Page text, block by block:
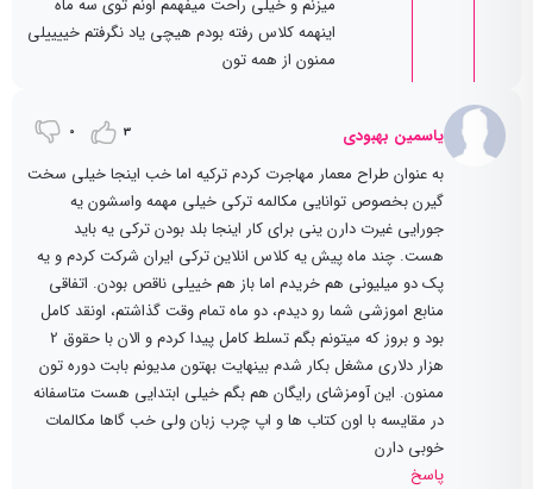
میزنم و خیلی راحت میفهمم اونم توی سه ماه
اینهمه کلاس رفته بودم هیچی یاد نگرفتم خییییلی
ممنون از همه تون
یاسمین بهبودی 3
0
به عنوان طراح معمار مهاجرت کردم ترکیه اما خب اینجا خیلی سخت
گیرن بخصوص توانایی مکالمه ترکی خیلی مهمه واسشون یه
جورایی غیرت دارن ینی برای کار اینجا بلد بودن ترکی یه باید
هست. چند ماه پیش یه کلاس انلاین ترکی ایران شرکت کردم و یه
پک دو میلیونی هم خریدم اما باز هم خییلی ناقص بودن. اتفاقی
منابع اموزشی شما رو دیدم، دو ماه تمام وقت گذاشتم، اونقد کامل
بود و بروز که میتونم بگم تسلط کامل پیدا کردم و الان با حقوق 2
هزار دلاری مشغل بکار شدم بینهایت بهتون مدیونم بابت دوره تون
ممنون. این آومزشای رایگان هم بگم خیلی ابتدایی هست متاسفانه
در مقایسه با اون کتاب ها و اپ چرب زبان ولی خب گاها مکالمات
خوبی دارن
پاسخ